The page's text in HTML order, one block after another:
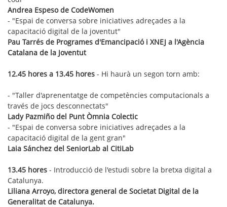
Andrea Espeso de CodeWomen
- "Espai de conversa sobre iniciatives adreçades a la
capacitació digital de la joventut"
Pau Tarrés de Programes d'Emancipació i XNEJ a l'Agència
Catalana de la Joventut
12.45 hores a 13.45 hores - Hi haurà un segon torn amb:
- "Taller d'aprenentatge de competències computacionals a
través de jocs desconnectats"
Lady Pazmiño del Punt Òmnia Colectic
- "Espai de conversa sobre iniciatives adreçades a la
capacitació digital de la gent gran"
Laia Sánchez del SeniorLab al CitiLab
13.45 hores - Introducció de l'estudi sobre la bretxa digital a
Catalunya.
Liliana Arroyo, directora general de Societat Digital de la
Generalitat de Catalunya.